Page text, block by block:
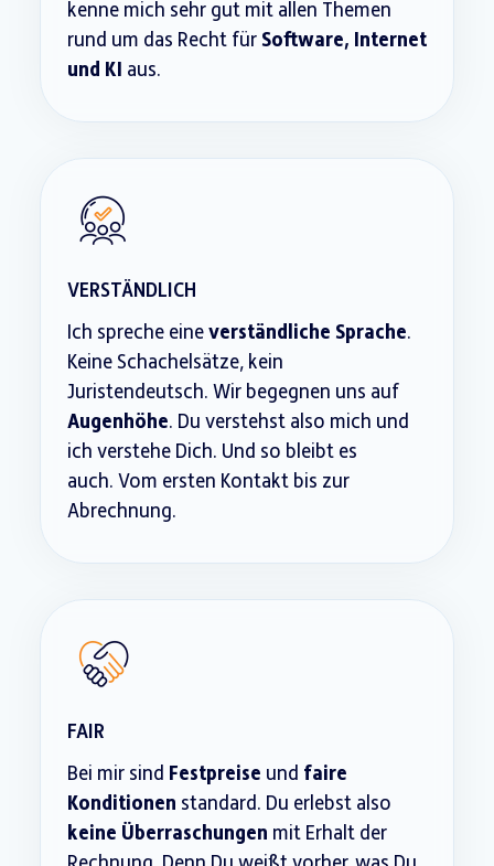
kenne mich sehr gut mit allen Themen
rund um das Recht für Software, Internet
und KI aus.
VERSTÄNDLICH
Ich spreche eine verständliche Sprache.
Keine Schachelsätze, kein
Juristendeutsch. Wir begegnen uns auf
Augenhöhe. Du verstehst also mich und
ich verstehe Dich. Und so bleibt es
auch. Vom ersten Kontakt bis zur
Abrechnung.
FAIR
Bei mir sind Festpreise und faire
Konditionen standard. Du erlebst also
keine Überraschungen mit Erhalt der